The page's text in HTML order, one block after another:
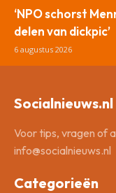
‘NPO schorst
delen van dickpic’
6 augustus 2026
Socialnieuws.nl
Voor tips, vragen of
info@socialnieuws.nl
Categorieën